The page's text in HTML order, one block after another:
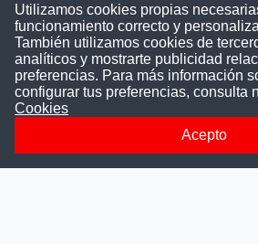
Puede comunicarse con nosotros a
nuestras redes sociales o del correo:
contacto@convocatoriasdetrabajo.com
Siguenos en:
Utilizamos cookies propias
funcionamiento correcto y
También utilizamos cookies de
analíticos y mostrarte publicidad
preferencias. Para más información
configurar tus preferencias, consulta
Cookies
Acepto